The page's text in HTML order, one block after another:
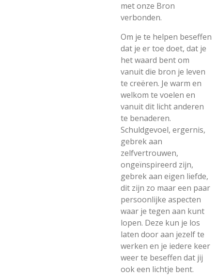
met onze Bron
verbonden.
Om je te helpen beseffen
dat je er toe doet, dat je
het waard bent om
vanuit die bron je leven
te creëren. Je warm en
welkom te voelen en
vanuit dit licht anderen
te benaderen.
Schuldgevoel, ergernis,
gebrek aan
zelfvertrouwen,
ongeïnspireerd zijn,
gebrek aan eigen liefde,
dit zijn zo maar een paar
persoonlijke aspecten
waar je tegen aan kunt
lopen. Deze kun je los
laten door aan jezelf te
werken en je iedere keer
weer te beseffen dat jij
ook een lichtje bent.